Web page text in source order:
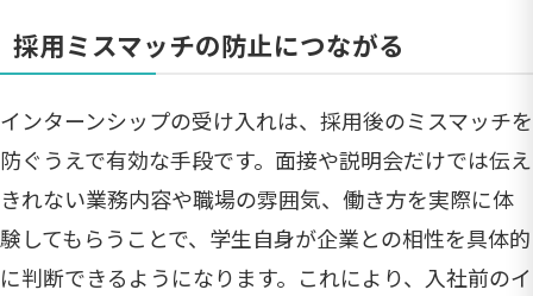
採用ミスマッチの防止につながる
インターンシップの受け入れは、採用後のミスマッチを
防ぐうえで有効な手段です。面接や説明会だけでは伝え
きれない業務内容や職場の雰囲気、働き方を実際に体
験してもらうことで、学生自身が企業との相性を具体的
に判断できるようになります。これにより、入社前のイ